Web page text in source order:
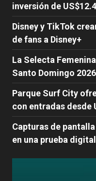
inversión de
Disney y TikTok
de fans a Disney+
La Selecta
Santo Domingo
Parque Surf City
con entradas desde
Capturas de
en una prueba digital